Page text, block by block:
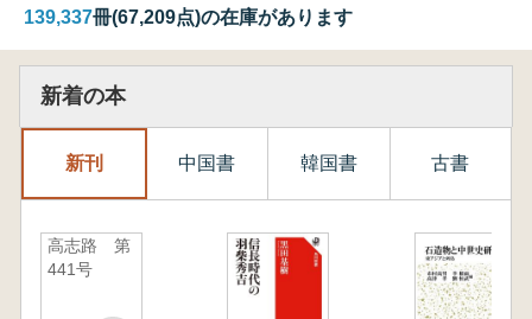
139,337冊(67,209点)の在庫があります
新着の本
新刊 中国書 韓国書 古書
高志路 第
441号